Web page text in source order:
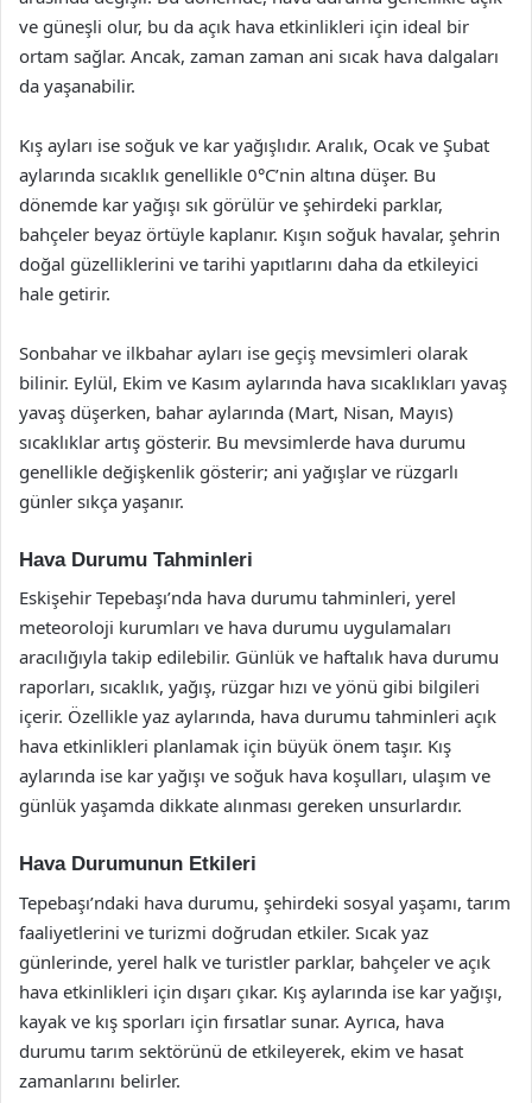
ve güneşli olur, bu da açık hava etkinlikleri için ideal bir
ortam sağlar. Ancak, zaman zaman ani sıcak hava dalgaları
da yaşanabilir.
Kış ayları ise soğuk ve kar yağışlıdır. Aralık, Ocak ve Şubat
aylarında sıcaklık genellikle 0°C’nin altına düşer. Bu
dönemde kar yağışı sık görülür ve şehirdeki parklar,
bahçeler beyaz örtüyle kaplanır. Kışın soğuk havalar, şehrin
doğal güzelliklerini ve tarihi yapıtlarını daha da etkileyici
hale getirir.
Sonbahar ve ilkbahar ayları ise geçiş mevsimleri olarak
bilinir. Eylül, Ekim ve Kasım aylarında hava sıcaklıkları yavaş
yavaş düşerken, bahar aylarında (Mart, Nisan, Mayıs)
sıcaklıklar artış gösterir. Bu mevsimlerde hava durumu
genellikle değişkenlik gösterir; ani yağışlar ve rüzgarlı
günler sıkça yaşanır.
Hava Durumu Tahminleri
Eskişehir Tepebaşı’nda hava durumu tahminleri, yerel
meteoroloji kurumları ve hava durumu uygulamaları
aracılığıyla takip edilebilir. Günlük ve haftalık hava durumu
raporları, sıcaklık, yağış, rüzgar hızı ve yönü gibi bilgileri
içerir. Özellikle yaz aylarında, hava durumu tahminleri açık
hava etkinlikleri planlamak için büyük önem taşır. Kış
aylarında ise kar yağışı ve soğuk hava koşulları, ulaşım ve
günlük yaşamda dikkate alınması gereken unsurlardır.
Hava Durumunun Etkileri
Tepebaşı’ndaki hava durumu, şehirdeki sosyal yaşamı, tarım
faaliyetlerini ve turizmi doğrudan etkiler. Sıcak yaz
günlerinde, yerel halk ve turistler parklar, bahçeler ve açık
hava etkinlikleri için dışarı çıkar. Kış aylarında ise kar yağışı,
kayak ve kış sporları için fırsatlar sunar. Ayrıca, hava
durumu tarım sektörünü de etkileyerek, ekim ve hasat
zamanlarını belirler.